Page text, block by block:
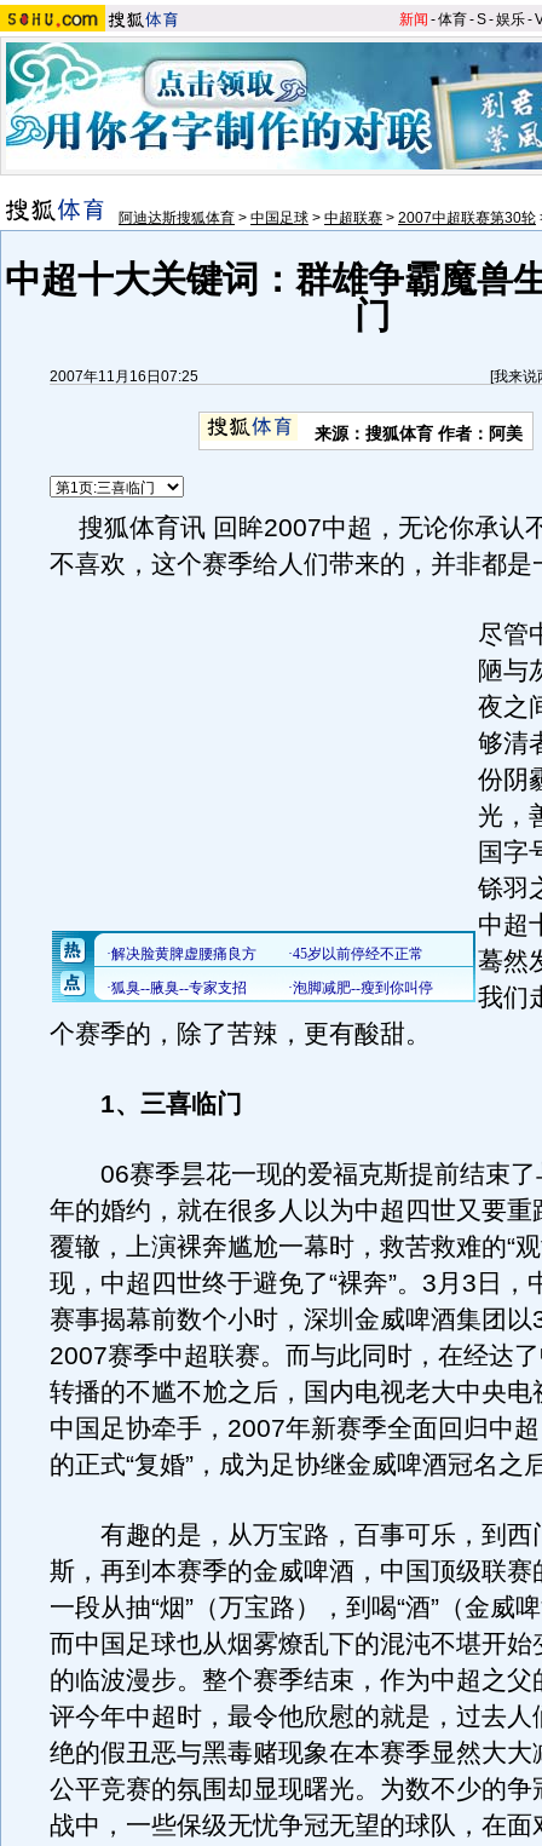
新闻 -体育-S-娱乐-
阿迪达斯搜狐体育 > 中国足球 > 中超联赛 > 2007中超联赛第30轮
中超十大关键词：群雄争霸魔兽
门
2007年11月16日07:25 [我来说
来源：搜狐体育 作者：阿美
搜狐体育讯 回眸2007中超，无论你承认
不喜欢，这个赛季给人们带来的，并非都是
尽管
陋与
夜之
够清
份阴
光，
国字
铩羽
中超
蓦然
我们
个赛季的，除了苦辣，更有酸甜。
1、三喜临门
06赛季昙花一现的爱福克斯提前结束了
年的婚约，就在很多人以为中超四世又要
覆辙，上演裸奔尴尬一幕时，救苦救难的“
现，中超四世终于避免了“裸奔”。3月3日，
赛事揭幕前数个小时，深圳金威啤酒集团
2007赛季中超联赛。而与此同时，在经达
转播的不尴不尬之后，国内电视老大中央电
中国足协牵手，2007年新赛季全面回归中
的正式“复婚”，成为足协继金威啤酒冠名之
有趣的是，从万宝路，百事可乐，到西
斯，再到本赛季的金威啤酒，中国顶级联赛
一段从抽“烟”（万宝路），到喝“酒”（金威
而中国足球也从烟雾燎乱下的混沌不堪开始
的临波漫步。整个赛季结束，作为中超之父
评今年中超时，最令他欣慰的就是，过去人
绝的假丑恶与黑毒赌现象在本赛季显然大大
公平竞赛的氛围却显现曙光。为数不少的争
战中，一些保级无忧争冠无望的球队，在面